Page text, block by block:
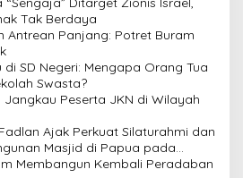
Tak Berdaya
Antrean Panjang: Potret Buram
di SD Negeri: Mengapa Orang Tua
Swasta?
Jangkau Peserta JKN di Wilayah
Ajak Perkuat Silaturahmi dan
Masjid di Papua pada
Alimbas Insan Cita
Membangun Kembali Peradaban